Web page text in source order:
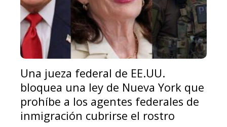
Una jueza federal de EE.UU.
bloquea una ley de Nueva York que
prohíbe a los agentes federales de
inmigración cubrirse el rostro